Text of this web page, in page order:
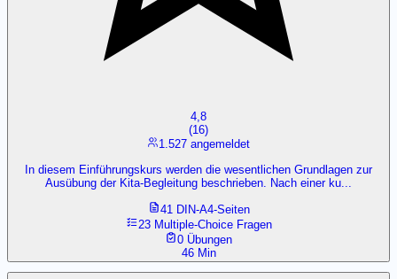
4,8
(16)
1.527 angemeldet
In diesem Einführungskurs werden die wesentlichen Grundlagen zur
Ausübung der Kita-Begleitung beschrieben. Nach einer ku...
41 DIN-A4-Seiten
23 Multiple-Choice Fragen
0 Übungen
46 Min